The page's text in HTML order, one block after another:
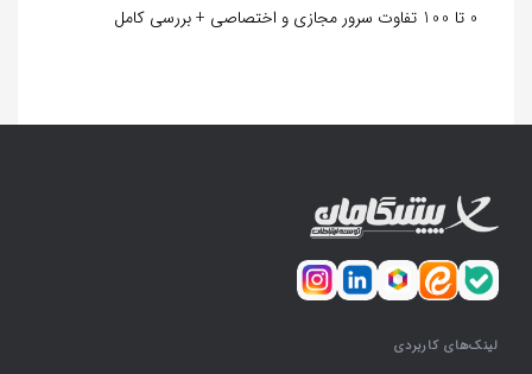
0 تا 100 تفاوت سرور مجازی و اختصاصی + بررسی کامل
لینک‌های کاربردی